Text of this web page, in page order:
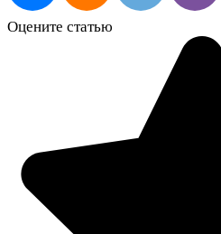
Оцените статью